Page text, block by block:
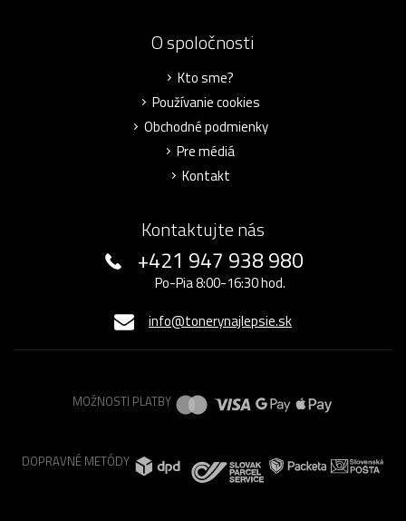
O spoločnosti
Kto sme?
Používanie cookies
Obchodné podmienky
Pre médiá
Kontakt
Kontaktujte nás
+421 947 938 980
Po-Pia 8:00-16:30 hod.
info@tonerynajlepsie.sk
MOŽNOSTI PLATBY
DOPRAVNÉ METÓDY